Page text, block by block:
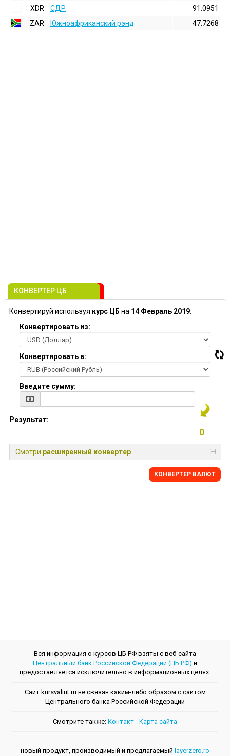
XDR
СДР
91.0951
ZAR
Южноафриканский рэнд 47.7268
КОНВЕРТЕР ЦБ
Конвертируй используя курс ЦБ на 14 Февраль 2019:
Конвертировать из:
Конвертировать в:
Введите сумму:
Результат:
Смотри расширенный конвертер
КОНВЕРТЕР ВАЛЮТ
Вся информация о курсов ЦБ РФ взяты с веб-сайта
Центральный банк Российской Федерации (ЦБ РФ) и
предоставляется исключительно в информационных целях.
Сайт kursvaliut.ru не связан каким-либо образом с сайтом
Центрального банкa Российской Федерации
Смотрите также: Контакт - Kарта сайта
новый продукт, производимый и предлагаемый layerzero.ro